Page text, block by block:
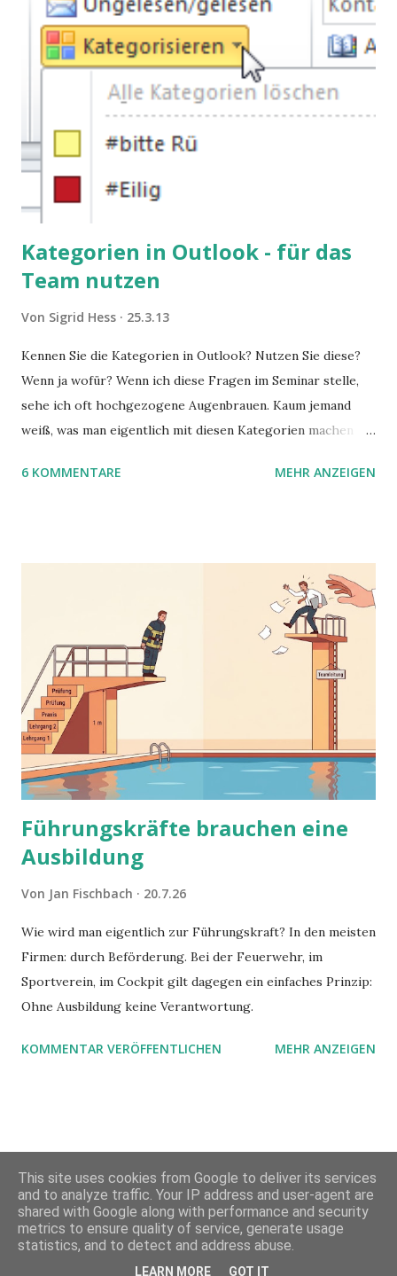
Kategorien in Outlook - für das
Team nutzen
Von Sigrid Hess 25.3.13
Kennen Sie die Kategorien in Outlook? Nutzen Sie diese?
Wenn ja wofür? Wenn ich diese Fragen im Seminar stelle,
sehe ich oft hochgezogene Augenbrauen. Kaum jemand
weiß, was man eigentlich mit diesen Kategorien machen
sie Ihnen vor.
6 KOMMENTARE MEHR ANZEIGEN
Führungskräfte brauchen eine
Ausbildung
Von Jan Fischbach 20.7.26
Wie wird man eigentlich zur Führungskraft? In den meisten
Firmen: durch Beförderung. Bei der Feuerwehr, im
Sportverein, im Cockpit gilt dagegen ein einfaches Prinzip:
Ohne Ausbildung keine Verantwortung.
KOMMENTAR VERÖFFENTLICHEN MEHR ANZEIGEN
Powered by Blogger
This site uses cookies from Google to deliver its services
and to analyze traffic. Your IP address and user-agent are
shared with Google along with performance and security
metrics to ensure quality of service, generate usage
statistics, and to detect and address abuse.
LEARN MORE GOT IT